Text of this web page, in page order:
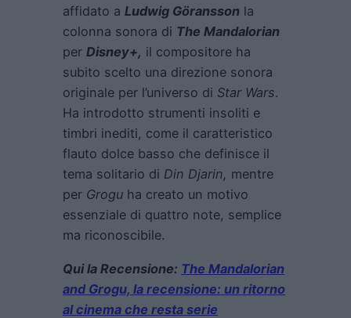
affidato a Ludwig Göransson la
colonna sonora di The Mandalorian
per Disney+, il compositore ha
subito scelto una direzione sonora
originale per l’universo di Star Wars.
Ha introdotto strumenti insoliti e
timbri inediti, come il caratteristico
flauto dolce basso che definisce il
tema solitario di Din Djarin, mentre
per Grogu ha creato un motivo
essenziale di quattro note, semplice
ma riconoscibile.
Qui la Recensione: The Mandalorian
and Grogu, la recensione: un ritorno
al cinema che resta serie